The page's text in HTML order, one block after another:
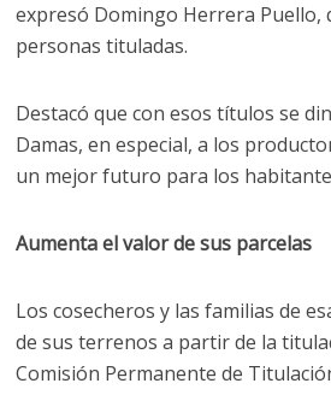
expresó Domingo Herrera Puello,
personas tituladas.
Destacó que con esos títulos se
Damas, en especial, a los
un mejor futuro para los
Aumenta el valor de sus parcelas
Los cosecheros y las familias de
de sus terrenos a partir de la
Comisión Permanente de